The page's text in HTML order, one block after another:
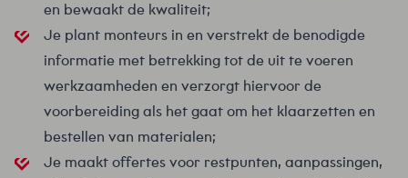
en bewaakt de kwaliteit;
Je plant monteurs in en verstrekt de benodigde
informatie met betrekking tot de uit te voeren
werkzaamheden en verzorgt hiervoor de
voorbereiding als het gaat om het klaarzetten en
bestellen van materialen;
Je maakt offertes voor restpunten, aanpassingen,